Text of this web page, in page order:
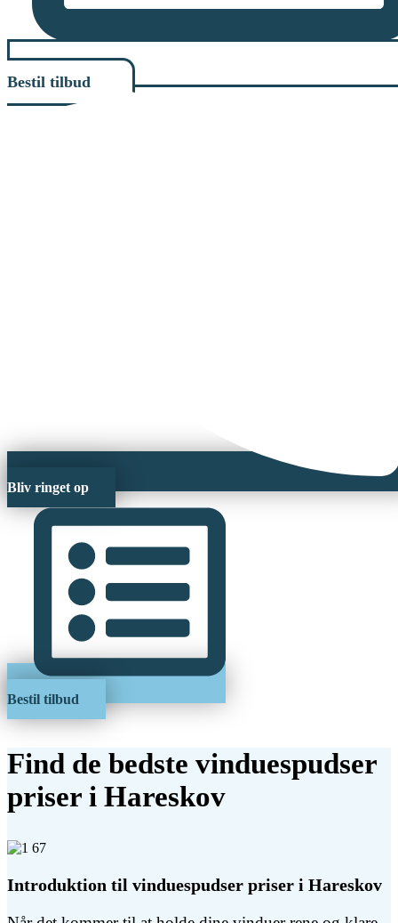
Bestil tilbud
Bliv ringet op
Bestil tilbud
Find de bedste vinduespudser
priser i Hareskov
Introduktion til vinduespudser priser i Hareskov